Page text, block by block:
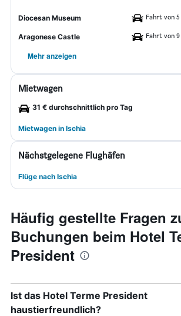
Diocesan Museum Fahrt von
Aragonese Castle Fahrt von
Mehr anzeigen
Mietwagen
31 € durchschnittlich pro Tag
Mietwagen in Ischia
Nächstgelegene Flughäfen
Flüge nach Ischia
Häufig gestellte Fragen
Buchungen beim Hotel
President
Ist das Hotel Terme President
haustierfreundlich?